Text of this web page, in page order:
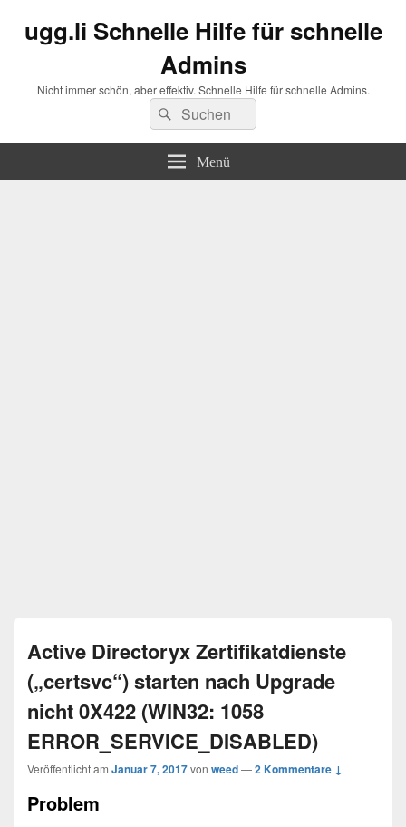
ugg.li Schnelle Hilfe für schnelle
Admins
Nicht immer schön, aber effektiv. Schnelle Hilfe für schnelle Admins.
Suchen
nach:
Suchen
Menü
Active Directoryx Zertifikatdienste
(„certsvc“) starten nach Upgrade
nicht 0X422 (WIN32: 1058
ERROR_SERVICE_DISABLED)
Veröffentlicht am Januar 7, 2017von weed—2 Kommentare ↓
Problem